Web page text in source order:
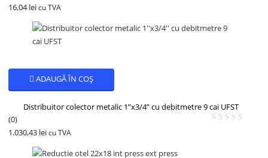
16,04lei cu TVA
ADAUGĂ ÎN COȘ
Distribuitor colector metalic 1”x3/4” cu debitmetre 9 cai UFST
(0)
1.030,43 lei cu TVA